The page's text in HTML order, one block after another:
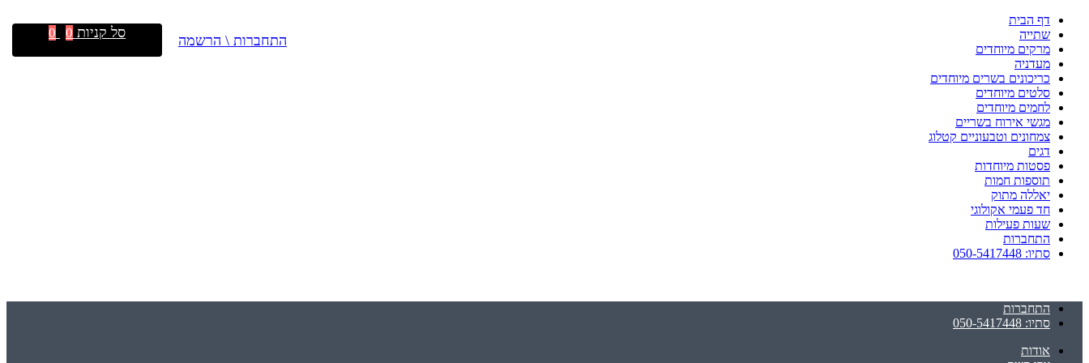
דף הבית
שתייה
מרקים מיוחדים
מעדניה
כריכונים בשרים מיוחדים
סלטים מיוחדים
לחמים מיוחדים
מגשי אירוח בשריים
צמחונים וטבעוניים קטלוג
דגים
פסטות מיוחדות
תוספות חמות
יאללה מתוק
חד פעמי אקולוגי
שעות פעילות
התחברות
סתיו: 050-5417448
התחברות
סתיו: 050-5417448
אודות
התחברות \ הרשמה סל קניות 0
0